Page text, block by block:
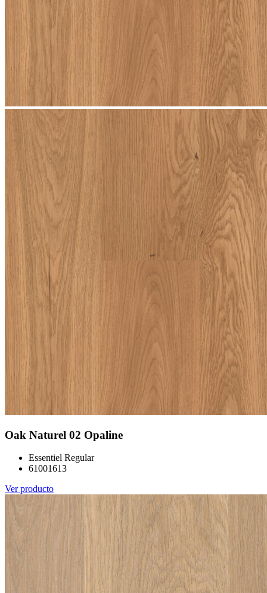
Oak Naturel 02 Opaline
Essentiel Regular
61001613
Ver producto